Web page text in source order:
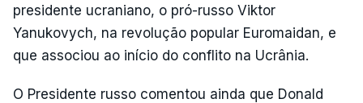
presidente ucraniano, o pró-russo Viktor
Yanukovych, na revolução popular Euromaidan, e
que associou ao início do conflito na Ucrânia.
O Presidente russo comentou ainda que Donald